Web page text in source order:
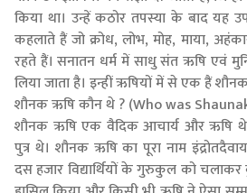
किया था। उन्हें कठोर तपस्या के बाद यह
कहलाते हैं जो क्रोध, लोभ, मोह, माया,
रहते हैं। सनातन धर्म में साधु संत ऋषि एवं
लिया जाता है। इन्हीं ऋषियों में से एक हैं
शौनक ऋषि कौन थे ? (Who was
शौनक ऋषि एक वैदिक आचार्य और ऋषि
पुत्र थे। शौनक ऋषि का पूरा नाम
दस हजार विद्यार्थियों के गुरुकुल को